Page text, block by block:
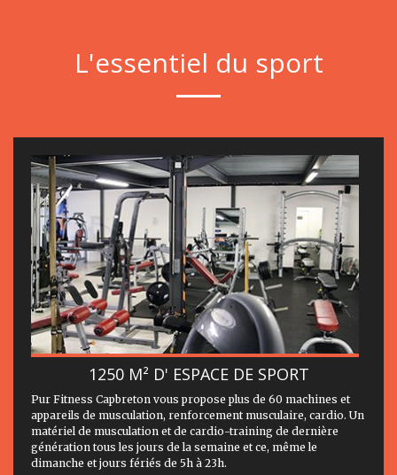
L'essentiel du sport
1250 M² D' ESPACE DE SPORT
Pur Fitness Capbreton vous propose plus de 60 machines et
appareils de musculation, renforcement musculaire, cardio. Un
matériel de musculation et de cardio-training de dernière
génération tous les jours de la semaine et ce, même le
dimanche et jours fériés de 5h à 23h.